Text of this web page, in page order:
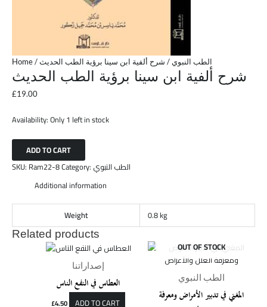
Home/ الطب النبوي / شرح ألفية ابن سينا برؤية الطب الحديث
شرح ألفية ابن سينا برؤية الطب الحديث
£19.00
Availability:Only 1 left in stock
ADD TO CART
SKU: Ram22-8Category: الطب النبوي
Additional information
Weight 0.8 kg
Related products
إصداراتنا
العطاس في النفع الناس
£4.50 ADD TO CART
OUT OF STOCK
الطب النبوي
المغني في تدبير الأمراض ومعرفة